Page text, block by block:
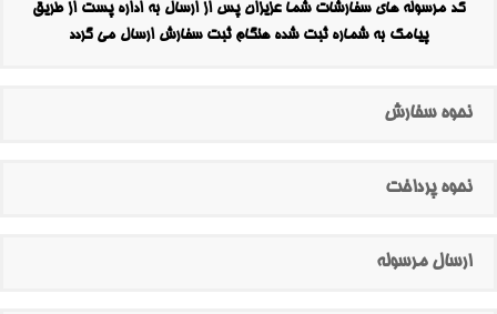
کد مرسوله های سفارشات شما عزیزان پس از ارسال به اداره پست از طریق
پیامک به شماره ثبت شده هنگام ثبت سفارش ارسال می گردد
نحوه سفارش
نحوه پرداخت
ارسال مرسوله